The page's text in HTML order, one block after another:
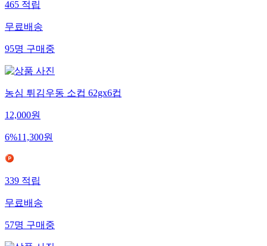
465적립
무료배송
95명구매중
농심 튀김우동 소컵 62gx6컵
12,000원
6%11,300원
339적립
무료배송
57명구매중